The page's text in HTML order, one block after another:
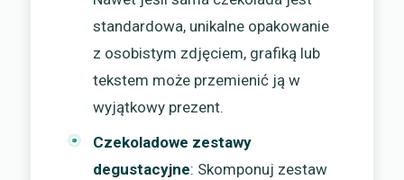
standardowa, unikalne opakowanie
z osobistym zdjęciem, grafiką lub
tekstem może przemienić ją w
wyjątkowy prezent.
Czekoladowe zestawy
degustacyjne: Skomponuj zestaw